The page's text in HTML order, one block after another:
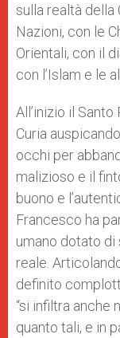
sulla realtà della
Nazioni, con le
Orientali, con il
con l’Islam e le
All’inizio il
Curia
occhi per
malizioso e il
buono e
Francesco ha
umano dotato
reale.
definito
“si infiltra
quanto tali, e in